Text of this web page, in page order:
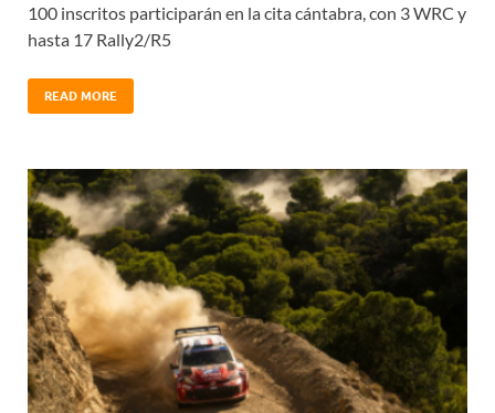
100 inscritos participarán en la cita cántabra, con 3 WRC y
hasta 17 Rally2/R5
READ MORE